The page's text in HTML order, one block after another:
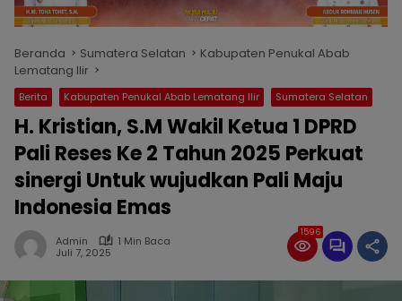
Beranda Sumatera Selatan
Kabupaten Penukal Abab
Lematang Ilir
Berita Kabupaten Penukal Abab Lematang Ilir Sumatera Selatan
H. Kristian, S.M Wakil Ketua 1 DPRD
Pali Reses Ke 2 Tahun 2025 Perkuat
sinergi Untuk wujudkan Pali Maju
Indonesia Emas
Admin
1 Min Baca
Juli 7, 2025
1596